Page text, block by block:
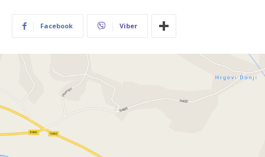
Facebook Viber